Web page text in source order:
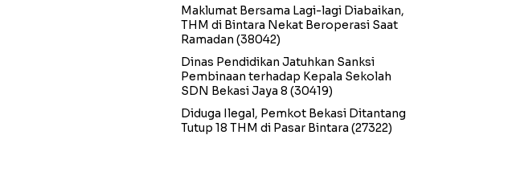
Maklumat Bersama Lagi-lagi Diabaikan,
THM di Bintara Nekat Beroperasi Saat
Ramadan (38042)
Dinas Pendidikan Jatuhkan Sanksi
Pembinaan terhadap Kepala Sekolah
SDN Bekasi Jaya 8 (30419)
Diduga Ilegal, Pemkot Bekasi Ditantang
Tutup 18 THM di Pasar Bintara (27322)